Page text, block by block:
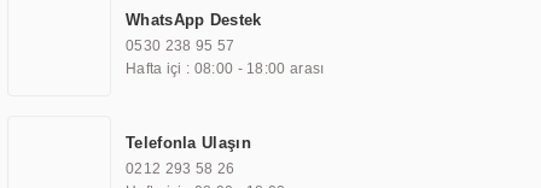
ekranları, endüstriyel ekranlar, kapı önü bilgi ekranları, panel PC,
endüstriyel Panel PC, mini PC, endüstriyel mini PC ve akıllı bina sistemleri
gibi çözümleri 4.5" ile 110” boyutları arasında üretebilirken, ayrıca standart
ERPA Teknoloji, geniş bir yelpazede sektörlerle işbirliği yaparak çeşitli
WhatsApp Destek
0530 238 95 57
Hafta içi : 08:00 - 18:00 arası
Telefonla Ulaşın
0212 293 58 26